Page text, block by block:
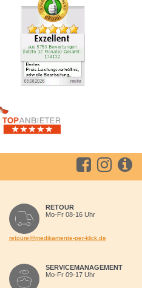
RETOUR
Mo-Fr 08-16 Uhr
retoure@medikamente-per-klick.de
SERVICEMANAGEMENT
Mo-Fr 09-17 Uhr